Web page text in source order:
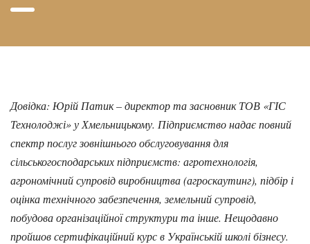
Довідка: Юрій Патик – директор та засновник ТОВ «ГІС
Технолоджі» у Хмельницькому. Підприємство надає повний
спектр послуг зовнішнього обслуговування для
сільськогосподарських підприємств: агротехнологія,
агрономічний супровід виробництва (агроскаутинг), підбір і
оцінка технічного забезпечення, земельний супровід,
побудова організаційної структури та інше. Нещодавно
пройшов сертифікаційний курс в Українській школі бізнесу.